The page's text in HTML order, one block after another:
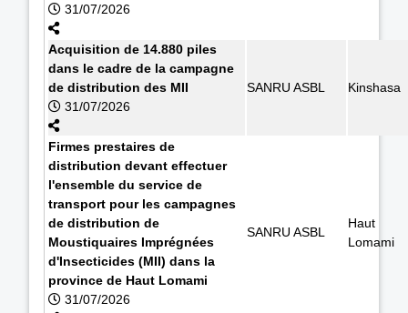
31/07/2026
Acquisition de 14.880 piles
dans le cadre de la campagne
de distribution des MII
31/07/2026
SANRU ASBL Kinshasa
Firmes prestaires de
distribution devant effectuer
l'ensemble du service de
transport pour les campagnes
de distribution de
Moustiquaires Imprégnées
d'Insecticides (MII) dans la
province de Haut Lomami
31/07/2026
SANRU ASBL
Haut
Lomami